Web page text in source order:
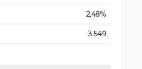
2,48%
3 549